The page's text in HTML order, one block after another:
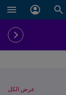
عرض الكل